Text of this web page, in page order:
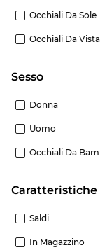
Occhiali Da Sole
Occhiali Da Vista
Sesso
Donna
Uomo
Occhiali Da
Caratteristiche
Saldi
In Magazzino